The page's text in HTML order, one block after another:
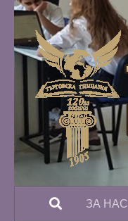
Към съдържанието
ЗА НАС